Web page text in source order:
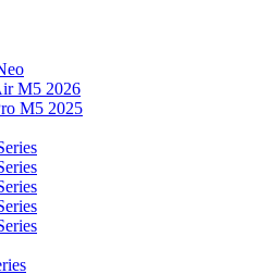
M5 2026
M5 2025